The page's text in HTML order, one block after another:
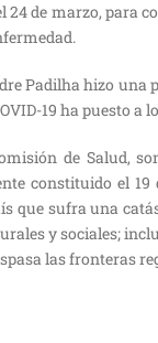
de marzo, para
Padilha hizo
19 ha puesto
de Salud,
constituido el
que sufra una
y sociales;
las fronteras